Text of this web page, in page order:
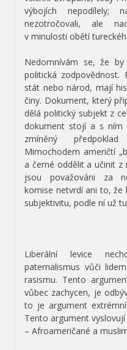
výbojích nepodílely;
nezotročovali, ale
v minulosti obětí
Nedomnívám se, že by
politická zodpovědnost.
stát nebo národ, mají
činy. Dokument, který
dělá politický subjekt z
dokument stojí a s ním
zmíněný
Mimochodem američtí
a černé oddělit a učinit z
jsou považováni za
komise netvrdí ani to, že
subjektivitu, podle ní už
Liberální levice
paternalismus vůči
rasismu. Tento
vůbec zachycen, je
to je argument
Tento argument
– Afroameričané a